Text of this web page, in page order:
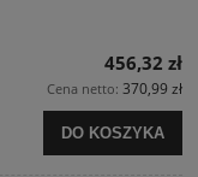
456,32 zł
Cena netto: 370,99 zł
DO KOSZYKA